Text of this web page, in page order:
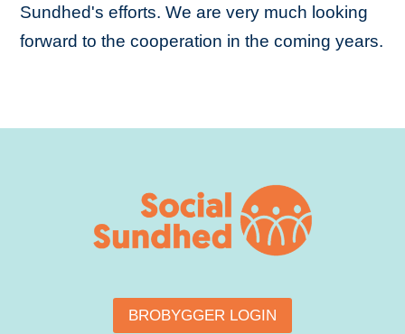
Sundhed's efforts. We are very much looking
forward to the cooperation in the coming years.
BROBYGGER LOGIN